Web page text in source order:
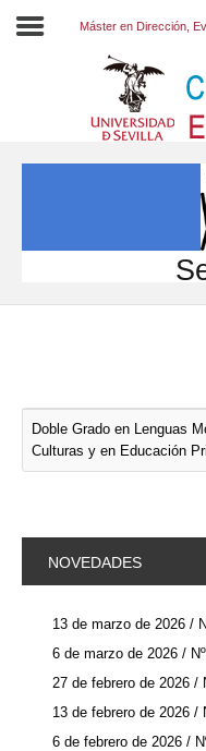
INVESTIGACIÓN
Máster en Dirección,
Doble Grado en Lenguas
Culturas y en Educación
NOVEDADES
13 de marzo de 2026 /
6 de marzo de 2026 /
27 de febrero de 2026 /
13 de febrero de 2026 /
6 de febrero de 2026 /